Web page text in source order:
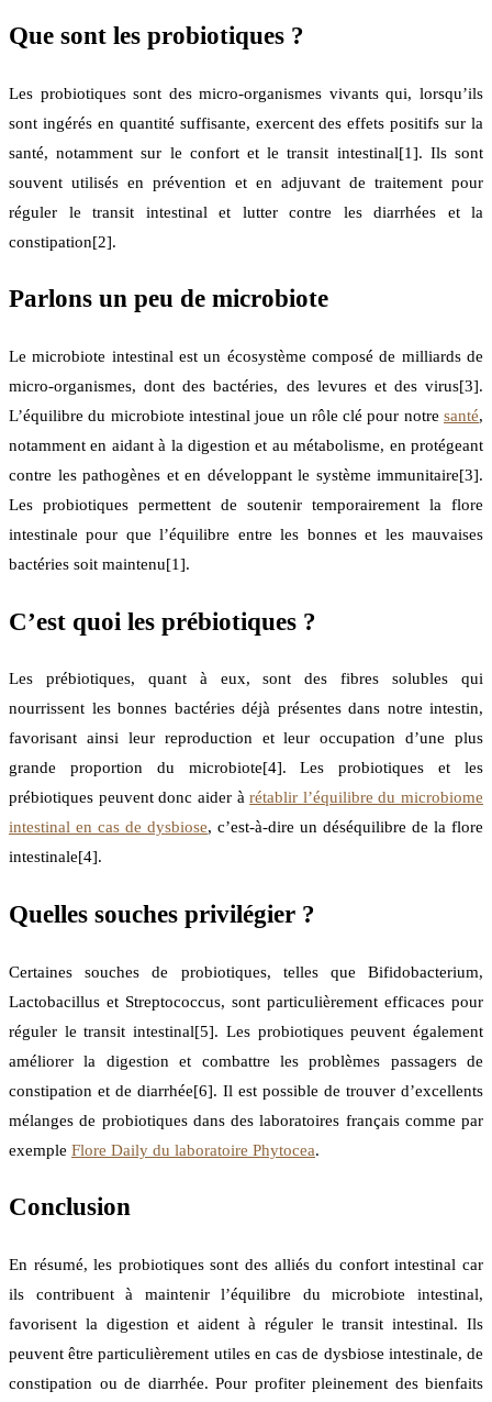
Que sont les probiotiques ?
Les probiotiques sont des micro-organismes vivants qui, lorsqu’ils
sont ingérés en quantité suffisante, exercent des effets positifs sur la
santé, notamment sur le confort et le transit intestinal[1]. Ils sont
souvent utilisés en prévention et en adjuvant de traitement pour
réguler le transit intestinal et lutter contre les diarrhées et la
constipation[2].
Parlons un peu de microbiote
Le microbiote intestinal est un écosystème composé de milliards de
micro-organismes, dont des bactéries, des levures et des virus[3].
L’équilibre du microbiote intestinal joue un rôle clé pour notre santé,
notamment en aidant à la digestion et au métabolisme, en protégeant
contre les pathogènes et en développant le système immunitaire[3].
Les probiotiques permettent de soutenir temporairement la flore
intestinale pour que l’équilibre entre les bonnes et les mauvaises
bactéries soit maintenu[1].
C’est quoi les prébiotiques ?
Les prébiotiques, quant à eux, sont des fibres solubles qui
nourrissent les bonnes bactéries déjà présentes dans notre intestin,
favorisant ainsi leur reproduction et leur occupation d’une plus
grande proportion du microbiote[4]. Les probiotiques et les
prébiotiques peuvent donc aider àrétablir l’équilibre du microbiome
intestinal en cas de dysbiose, c’est-à-dire un déséquilibre de la flore
intestinale[4].
Quelles souches privilégier ?
Certaines souches de probiotiques, telles que Bifidobacterium,
Lactobacillus et Streptococcus, sont particulièrement efficaces pour
réguler le transit intestinal[5]. Les probiotiques peuvent également
améliorer la digestion et combattre les problèmes passagers de
constipation et de diarrhée[6]. Il est possible de trouver d’excellents
mélanges de probiotiques dans des laboratoires français comme par
exemple Flore Daily du laboratoire Phytocea.
Conclusion
En résumé, les probiotiques sont des alliés du confort intestinal car
ils contribuent à maintenir l’équilibre du microbiote intestinal,
favorisent la digestion et aident à réguler le transit intestinal. Ils
peuvent être particulièrement utiles en cas de dysbiose intestinale, de
constipation ou de diarrhée. Pour profiter pleinement des bienfaits